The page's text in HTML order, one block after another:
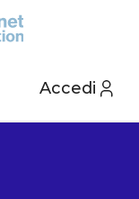
Accedi